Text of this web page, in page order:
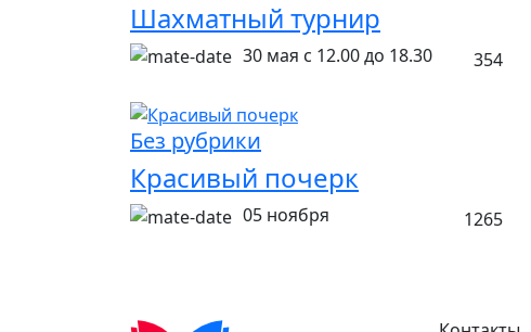
Шахматный турнир
30 мая с 12.00 до 18.30 354
Без рубрики
Красивый почерк
05 ноября 1265